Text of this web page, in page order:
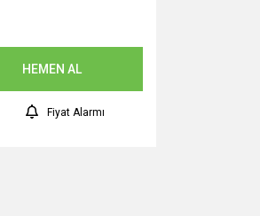
HEMEN AL
Fiyat Alarmı